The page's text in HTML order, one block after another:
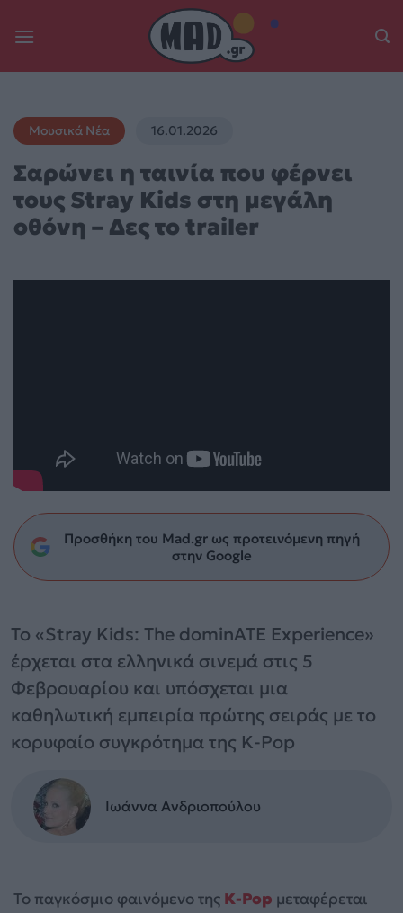
Μουσικά Νέα 16.01.2026
Σαρώνει η ταινία που φέρνει
τους Stray Kids στη μεγάλη
οθόνη – Δες το trailer
Προσθήκη του Mad.gr ως προτεινόμενη πηγή
στην Google
Το «Stray Kids: The dominATE Experience»
έρχεται στα ελληνικά σινεμά στις 5
Φεβρουαρίου και υπόσχεται μια
καθηλωτική εμπειρία πρώτης σειράς με το
κορυφαίο συγκρότημα της K-Pop
Ιωάννα Ανδριοπούλου
Το παγκόσμιο φαινόμενο της K-Pop μεταφέρεται